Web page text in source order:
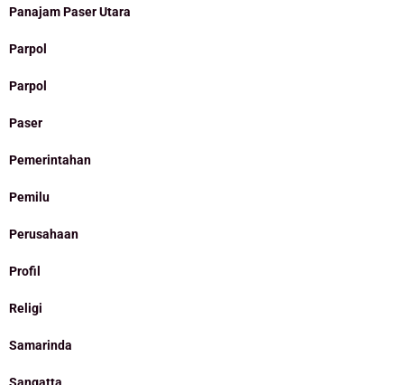
Panajam Paser Utara
Parpol
Parpol
Paser
Pemerintahan
Pemilu
Perusahaan
Profil
Religi
Samarinda